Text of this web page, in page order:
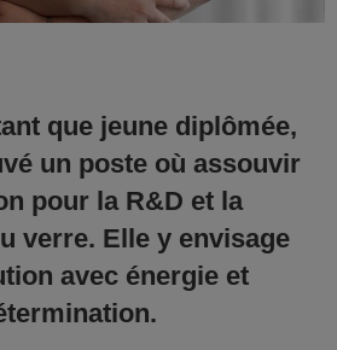
que jeune diplômée,
un poste où assouvir
pour la R&D et la
verre. Elle y envisage
avec énergie et